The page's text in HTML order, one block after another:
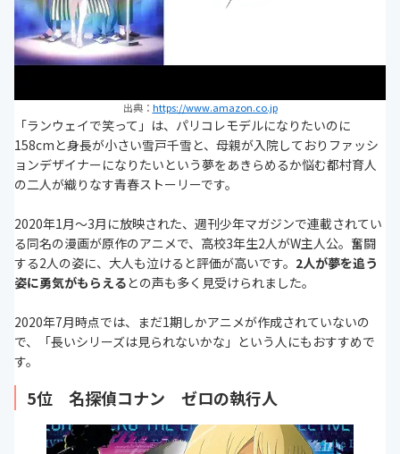
出典： https://www.amazon.co.jp
「ランウェイで笑って」は、パリコレモデルになりたいのに
158cmと身長が小さい雪戸千雪と、母親が入院しておりファッシ
ョンデザイナーになりたいという夢をあきらめるか悩む都村育人
の二人が織りなす青春ストーリーです。
2020年1月～3月に放映された、週刊少年マガジンで連載されてい
る同名の漫画が原作のアニメで、高校3年生2人がW主人公。奮闘
する2人の姿に、大人も泣けると評価が高いです。 2人が夢を追う
姿に勇気がもらえるとの声も多く見受けられました。
2020年7月時点では、まだ1期しかアニメが作成されていないの
で、「長いシリーズは見られないかな」という人にもおすすめで
す。
5位 名探偵コナン ゼロの執行人